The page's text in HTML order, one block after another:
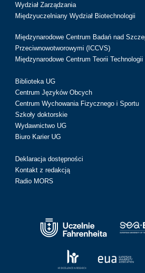
Wydział Zarządzania
Międzyuczelniany Wydział Biotechnologii
Międzynarodowe Centrum Badań nad
Przeciwnowotworowymi (ICCVS)
Międzynarodowe Centrum Teorii
Biblioteka UG
Centrum Języków Obcych
Centrum Wychowania Fizycznego i Sportu
Szkoły doktorskie
Wydawnictwo UG
Biuro Karier UG
Deklaracja dostępności
Kontakt z redakcją
Radio MORS